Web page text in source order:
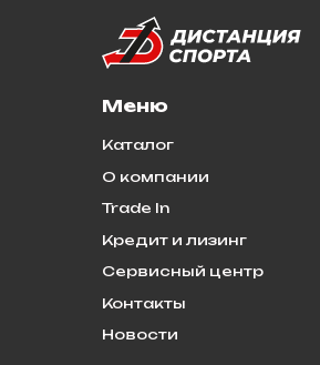
Меню
Каталог
О компании
Trade In
Кредит и лизинг
Сервисный центр
Контакты
Новости